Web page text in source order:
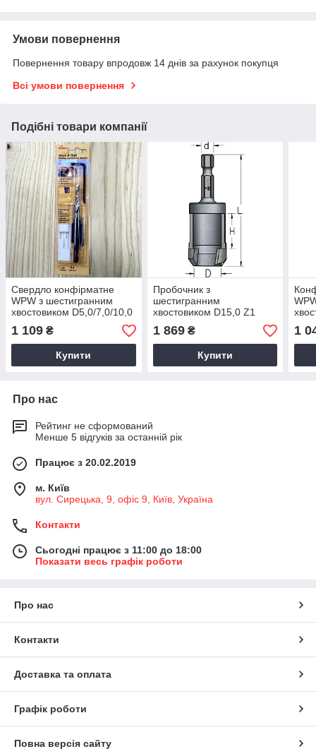
Умови повернення
Повернення товару впродовж 14 днів за рахунок покупця
Всі умови повернення
Подібні товари компанії
Свердло конфірматне
WPW з шестигранним
хвостовиком D5,0/7,0/10,0
B19
1 109 ₴
Купити
Пробочник з
шестигранним
хвостовиком D15,0 Z1
1 869₴
Купити
B15
1
Про нас
Рейтинг не сформований
Менше 5 відгуків за останній рік
Працює з 20.02.2019
м. Київ
вул. Сирецька, 9, офіс 9, Київ, Україна
Контакти
Сьогодні працює з 11:00 до 18:00
Показати весь графік роботи
Про нас
Контакти
Доставка та оплата
Графік роботи
Повна версія сайту